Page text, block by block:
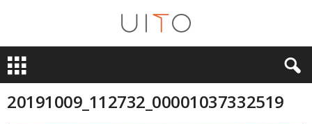
T
20191009_112732_00001037332519